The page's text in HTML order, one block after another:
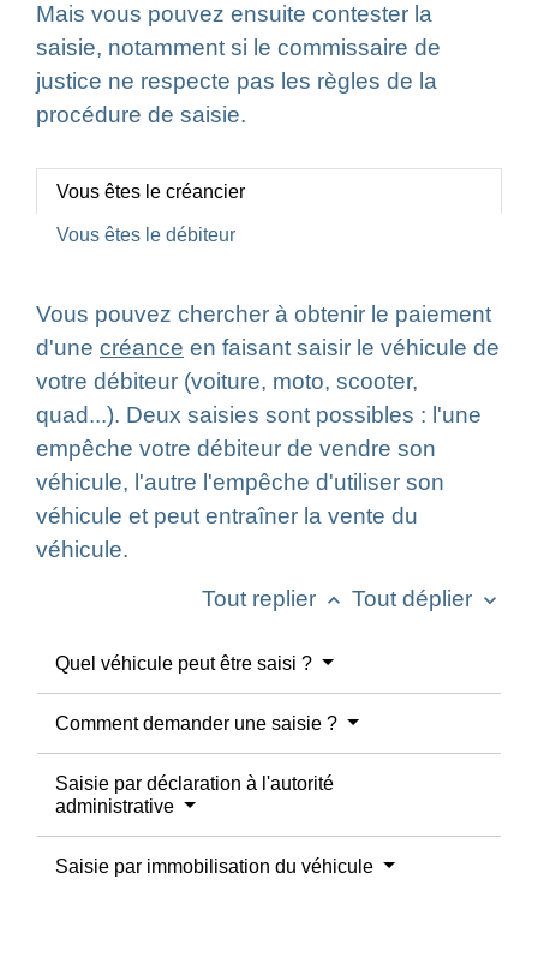
Mais vous pouvez ensuite contester la
saisie, notamment si le commissaire de
justice ne respecte pas les règles de la
procédure de saisie.
Vous êtes le créancier
Vous êtes le débiteur
Vous pouvez chercher à obtenir le paiement
d'une créance en faisant saisir le véhicule de
votre débiteur (voiture, moto, scooter,
quad...). Deux saisies sont possibles : l'une
empêche votre débiteur de vendre son
véhicule, l'autre l'empêche d'utiliser son
véhicule et peut entraîner la vente du
véhicule.
Tout replier keyboard_arrow_up Tout déplier keyboard_arrow_down
Quel véhicule peut être saisi ?
Comment demander une saisie ?
Saisie par déclaration à l'autorité
administrative
Saisie par immobilisation du véhicule